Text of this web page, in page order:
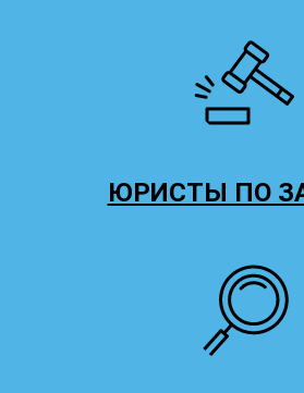
ЮРИСТЫ ПО